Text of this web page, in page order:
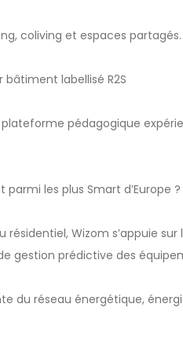
coliving et espaces partagés.
bâtiment labellisé R2S
plateforme pédagogique
les plus Smart d’Europe ?
Wizom s’appuie sur
gestion prédictive des
du réseau énergétique,